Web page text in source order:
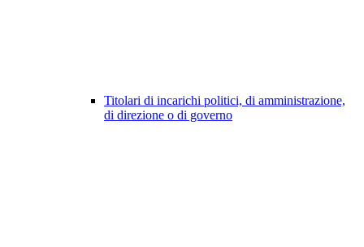
Titolari di incarichi politici, di amministrazione,
di direzione o di governo